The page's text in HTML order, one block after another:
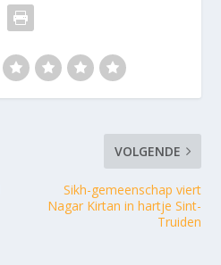
VOLGENDE
Sikh-gemeenschap viert
Nagar Kirtan in hartje Sint-
Truiden